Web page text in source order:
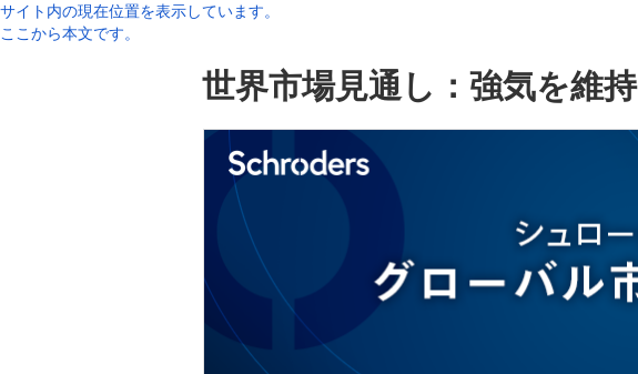
サイト内の現在位置を表示しています。
ここから本文です。
世界市場見通し：強気を維持